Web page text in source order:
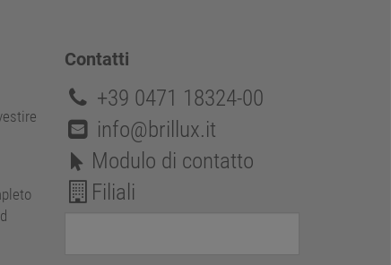
Contatti
+39 0471 18324-00
info@brillux.it
Modulo di contatto
Filiali